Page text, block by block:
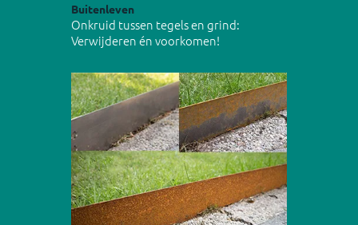
Buitenleven
Onkruid tussen tegels en grind:
Verwijderen én voorkomen!